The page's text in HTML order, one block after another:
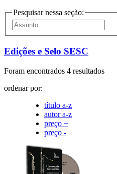
Pesquisar nessa seção:
Edições e Selo SESC
Foram encontrados 4 resultados
ordenar por:
título a-z
autor a-z
preço +
preço -